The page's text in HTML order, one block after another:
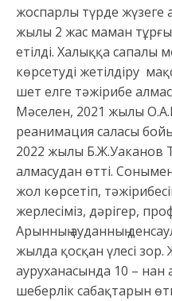
жоспарлы түрде жүзеге
жылы 2 жас маман
етілді. Халыққа
көрсетуді жетілдіру
шет елге тәжірибе
Мәселен, 2021 жылы
реанимация саласы
2022 жылы Б.Ж.Уаканов
алмасудан өтті.
жол көрсетіп,
жерлесіміз, дәрігер,
Арынның ауданның
жылда қосқан үлесі
ауруханасында 10 – нан
шеберлік сабақтарын